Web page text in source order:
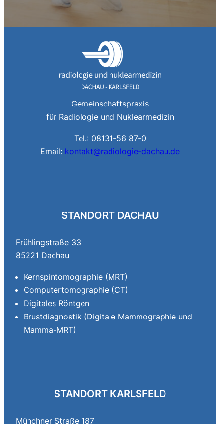
Gemeinschaftspraxis
für Radiologie und Nuklearmedizin
Tel.: 08131-56 87-0
Email: kontakt@radiologie-dachau.de
STANDORT DACHAU
Frühlingstraße 33
85221 Dachau
Kernspintomographie (MRT)
Computertomographie (CT)
Digitales Röntgen
Brustdiagnostik (Digitale Mammographie und
Mamma-MRT)
STANDORT KARLSFELD
Münchner Straße 187